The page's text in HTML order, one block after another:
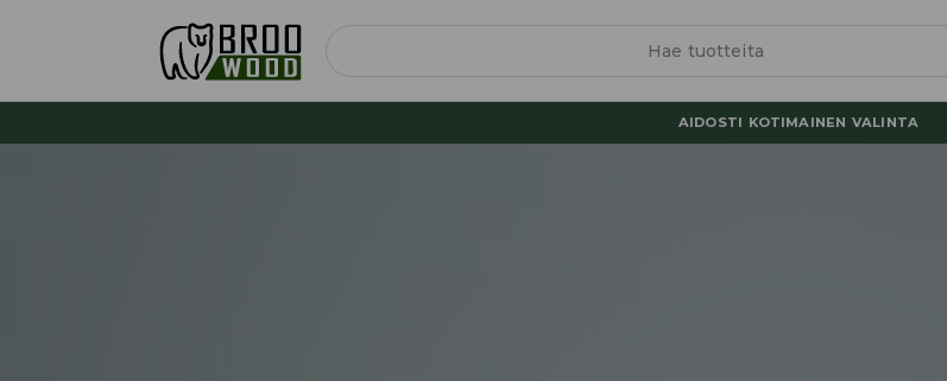
AIDOSTI KOTIMAINEN VALINTA